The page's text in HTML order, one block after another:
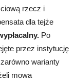
rzecz i
dla tejże
Po
przez instytucję
warianty
mowa